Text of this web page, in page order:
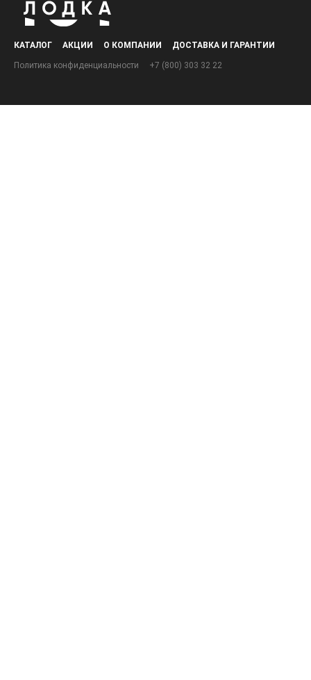
КАТАЛОГ АКЦИИ О КОМПАНИИ ДОСТАВКА И ГАРАНТИИ
Политика конфиденциальности +7 (800) 303 32 22